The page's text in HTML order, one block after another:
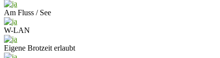
Am Fluss / See
W-LAN
Eigene Brotzeit erlaubt